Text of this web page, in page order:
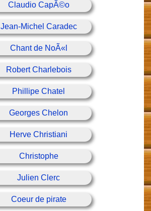
Claudio CapÃ©o
Jean-Michel Caradec
Chant de NoÃ«l
Robert Charlebois
Phillipe Chatel
Georges Chelon
Herve Christiani
Christophe
Julien Clerc
Coeur de pirate